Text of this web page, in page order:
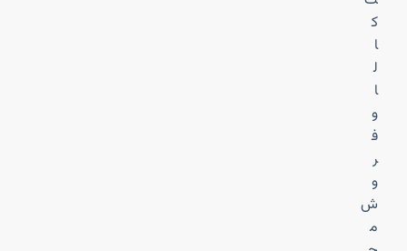
ک
ا
ل
ا
و
ف
ر
و
ش
م